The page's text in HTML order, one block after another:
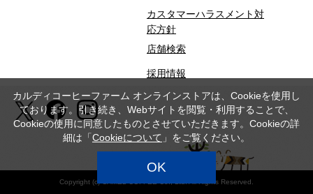
カスタマーハラスメント対
応方針
店舗検索
採用情報
Copyright (c) CAMEL COFFEE Co., Ltd. All Rights Reserved.
カルディコーヒーファーム オンラインストアは、Cookieを使用し
ております。引き続き、Webサイトを閲覧・利用することで、
Cookieの使用に同意したものとさせていただきます。Cookieの詳
細は「Cookieについて 」をご覧ください。
OK